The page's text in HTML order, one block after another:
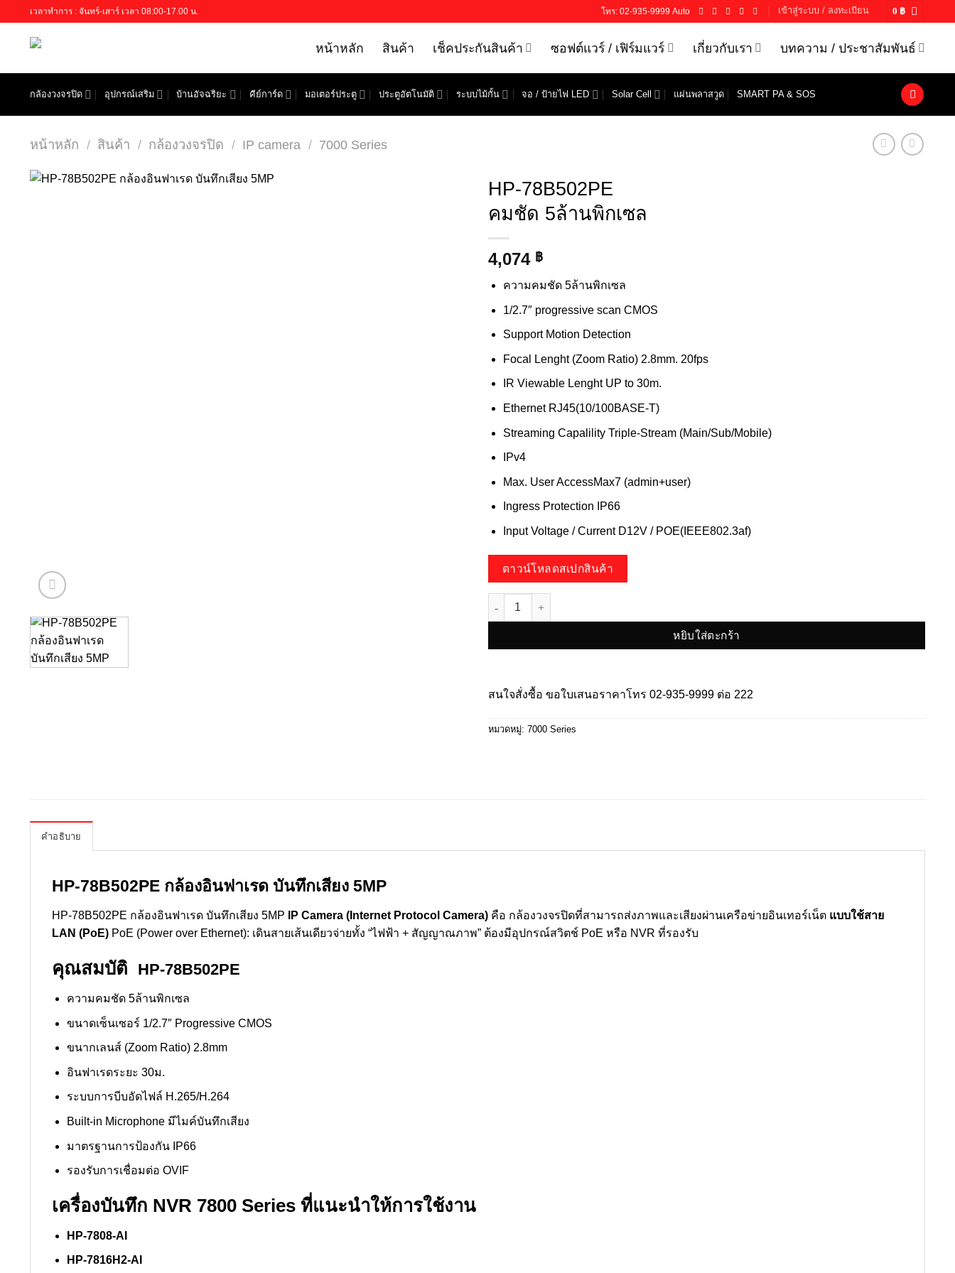
to
content
เวลาทำการ : จันทร์-เสาร์ เวลา 08:00-17.00 น. โทร: 02-935-9999 Auto เข้าสู่ระบบ / ลงทะเบียน 0 ฿
หน้าหลัก สินค้า เช็คประกันสินค้า ซอฟต์แวร์ / เฟิร์มแวร์ เกี่ยวกับเรา บทความ / ประชาสัมพันธ์
กล้องวงจรปิด อุปกรณ์เสริม บ้านอัจฉริยะ คีย์การ์ด มอเตอร์ประตู ประตูอัตโนมัติ ระบบไม้กั้น จอ / ป้ายไฟ LED Solar Cell แผ่นพลาสวูด SMART PA & SOS
หน้าหลัก / สินค้า / กล้องวงจรปิด / IP camera / 7000 Series
HP-78B502PE
คมชัด 5ล้านพิกเซล
4,074 ฿
ความคมชัด 5ล้านพิกเซล
1/2.7″ progressive scan CMOS
Support Motion Detection
Focal Lenght (Zoom Ratio) 2.8mm. 20fps
IR Viewable Lenght UP to 30m.
Ethernet RJ45(10/100BASE-T)
Streaming Capalility Triple-Stream (Main/Sub/Mobile)
IPv4
Max. User AccessMax7 (admin+user)
Ingress Protection IP66
Input Voltage / Current D12V / POE(IEEE802.3af)
ดาวน์โหลดสเปกสินค้า
จำนวน HP-78B502PE คมชัด 5ล้านพิกเซล ชิ้น
หยิบใส่ตะกร้า
สนใจสั่งซื้อ ขอใบเสนอราคาโทร 02-935-9999 ต่อ 222
หมวดหมู่: 7000 Series
คำอธิบาย
HP-78B502PE กล้องอินฟาเรด บันทึกเสียง 5MP
HP-78B502PE กล้องอินฟาเรด บันทึกเสียง 5MP IP Camera (Internet Protocol Camera) คือ กล้องวงจรปิดที่สามารถส่งภาพและเสียงผ่านเครือข่ายอินเทอร์เน็ต แบบใช้สาย
LAN (PoE) PoE (Power over Ethernet): เดินสายเส้นเดียวจ่ายทั้ง “ไฟฟ้า + สัญญาณภาพ” ต้องมีอุปกรณ์สวิตช์ PoE หรือ NVR ที่รองรับ
คุณสมบัติ HP-78B502PE
ความคมชัด 5ล้านพิกเซล
ขนาดเซ็นเซอร์ 1/2.7″ Progressive CMOS
ขนากเลนส์ (Zoom Ratio) 2.8mm
อินฟาเรดระยะ 30ม.
ระบบการบีบอัดไฟล์ H.265/H.264
Built-in Microphone มีไมค์บันทึกเสียง
มาตรฐานการป้องกัน IP66
รองรับการเชื่อมต่อ OVIF
เครื่องบันทึก NVR 7800 Series ที่แนะนำให้การใช้งาน
HP-7808-AI
HP-7816H2-AI